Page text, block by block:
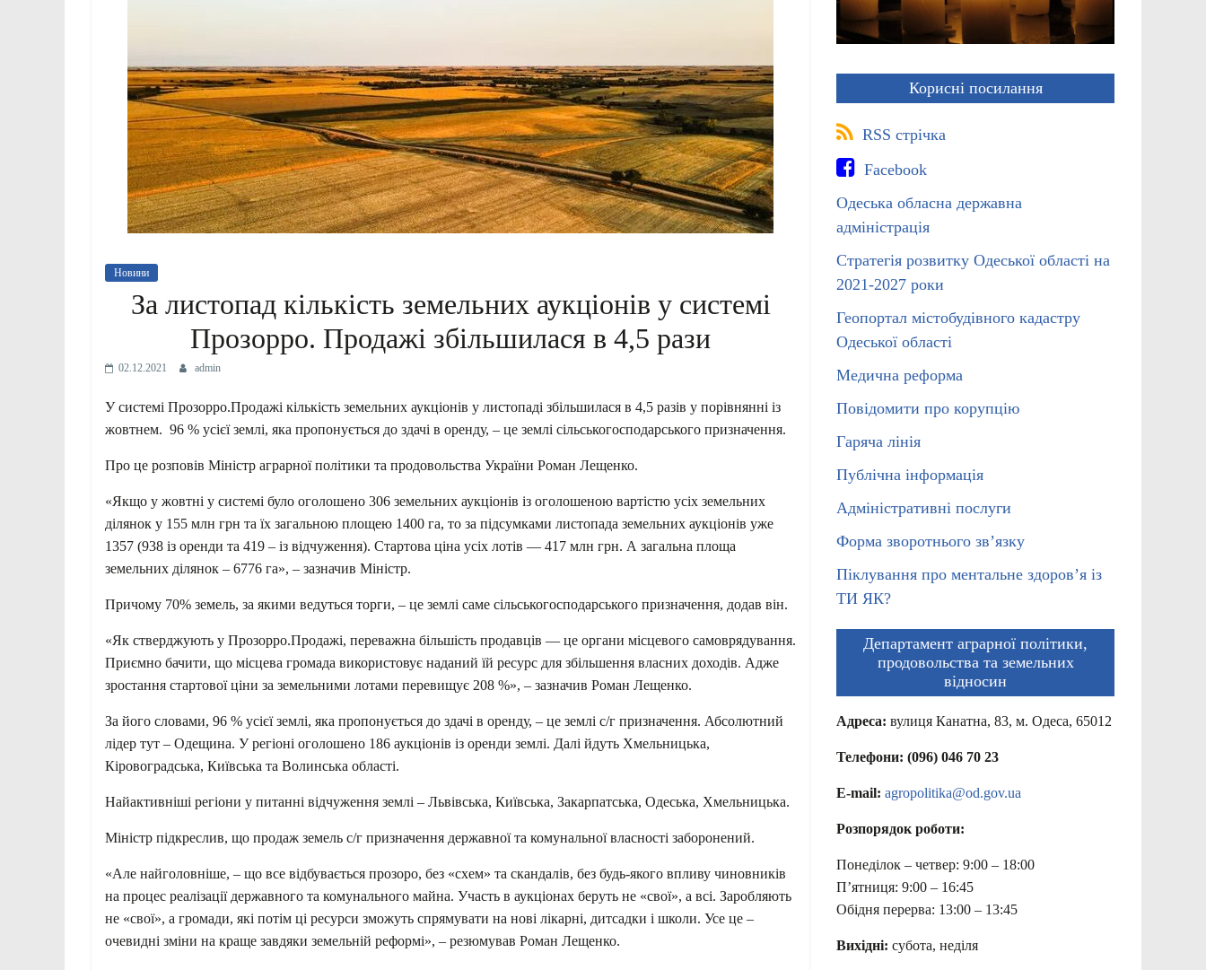
Новини
За листопад кількість земельних аукціонів у системі
Прозорро. Продажі збільшилася в 4,5 рази
02.12.2021 admin
У системі Прозорро.Продажі кількість земельних аукціонів у листопаді збільшилася в 4,5 разів у порівнянні із
жовтнем. 96 % усієї землі, яка пропонується до здачі в оренду, – це землі сільськогосподарського призначення.
Про це розповів Міністр аграрної політики та продовольства України Роман Лещенко.
«Якщо у жовтні у системі було оголошено 306 земельних аукціонів із оголошеною вартістю усіх земельних
ділянок у 155 млн грн та їх загальною площею 1400 га, то за підсумками листопада земельних аукціонів уже
1357 (938 із оренди та 419 – із відчуження). Стартова ціна усіх лотів — 417 млн грн. А загальна площа
земельних ділянок – 6776 га», – зазначив Міністр.
Причому 70% земель, за якими ведуться торги, – це землі саме сільськогосподарського призначення, додав він.
«Як стверджують у Прозорро.Продажі, переважна більшість продавців — це органи місцевого самоврядування.
Приємно бачити, що місцева громада використовує наданий їй ресурс для збільшення власних доходів. Адже
зростання стартової ціни за земельними лотами перевищує 208 %», – зазначив Роман Лещенко.
За його словами, 96 % усієї землі, яка пропонується до здачі в оренду, – це землі с/г призначення. Абсолютний
лідер тут – Одещина. У регіоні оголошено 186 аукціонів із оренди землі. Далі йдуть Хмельницька,
Кіровоградська, Київська та Волинська області.
Найактивніші регіони у питанні відчуження землі – Львівська, Київська, Закарпатська, Одеська, Хмельницька.
Міністр підкреслив, що продаж земель с/г призначення державної та комунальної власності заборонений.
«Але найголовніше, – що все відбувається прозоро, без «схем» та скандалів, без будь-якого впливу чиновників
на процес реалізації державного та комунального майна. Участь в аукціонах беруть не «свої», а всі. Заробляють
не «свої», а громади, які потім ці ресурси зможуть спрямувати на нові лікарні, дитсадки і школи. Усе це –
очевидні зміни на краще завдяки земельній реформі», – резюмував Роман Лещенко.
Корисні посилання
RSS стрічка
Facebook
Одеська обласна державна
адміністрація
Стратегія розвитку Одеської області на
2021-2027 роки
Геопортал містобудівного кадастру
Одеської області
Медична реформа
Повідомити про корупцію
Гаряча лінія
Публічна інформація
Адміністративні послуги
Форма зворотнього зв’язку
Піклування про ментальне здоров’я із
ТИ ЯК?
Департамент аграрної політики,
продовольства та земельних
відносин
Адреса: вулиця Канатна, 83, м. Одеса, 65012
Телефони: (096) 046 70 23
E-mail: agropolitika@od.gov.ua
Розпорядок роботи:
Понеділок – четвер: 9:00 – 18:00
П’ятниця: 9:00 – 16:45
Обідня перерва: 13:00 – 13:45
Вихідні: субота, неділя